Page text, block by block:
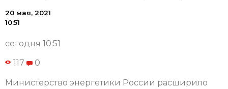
20 мая, 2021
10:51
сегодня 10:51
117 0
Министерство энергетики России расширило